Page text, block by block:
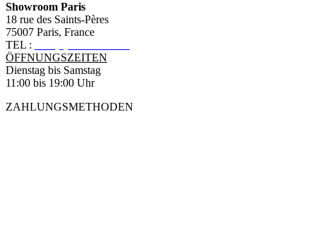
Showroom Paris
18 rue des Saints-Pères
75007 Paris, France
TEL :
ÖFFNUNGSZEITEN
Dienstag bis Samstag
11:00 bis 19:00 Uhr
ZAHLUNGSMETHODEN